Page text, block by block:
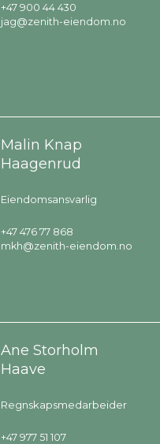
+47 900 44 430
jag@zenith-eiendom.no
Malin Knap
Haagenrud
Eiendomsansvarlig
+47 476 77 868
mkh@zenith-eiendom.no
Ane Storholm
Haave
Regnskapsmedarbeider
+47 977 51 107